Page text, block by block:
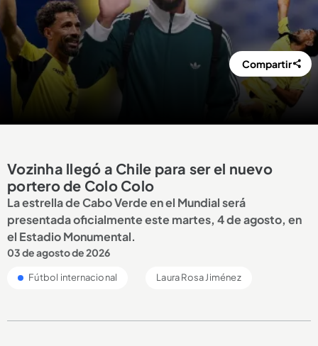
Compartir
Vozinha llegó a Chile para ser el nuevo
portero de Colo Colo
La estrella de Cabo Verde en el Mundial será
presentada oficialmente este martes, 4 de agosto, en
el Estadio Monumental.
03 de agosto de 2026
Fútbol internacional Laura Rosa Jiménez